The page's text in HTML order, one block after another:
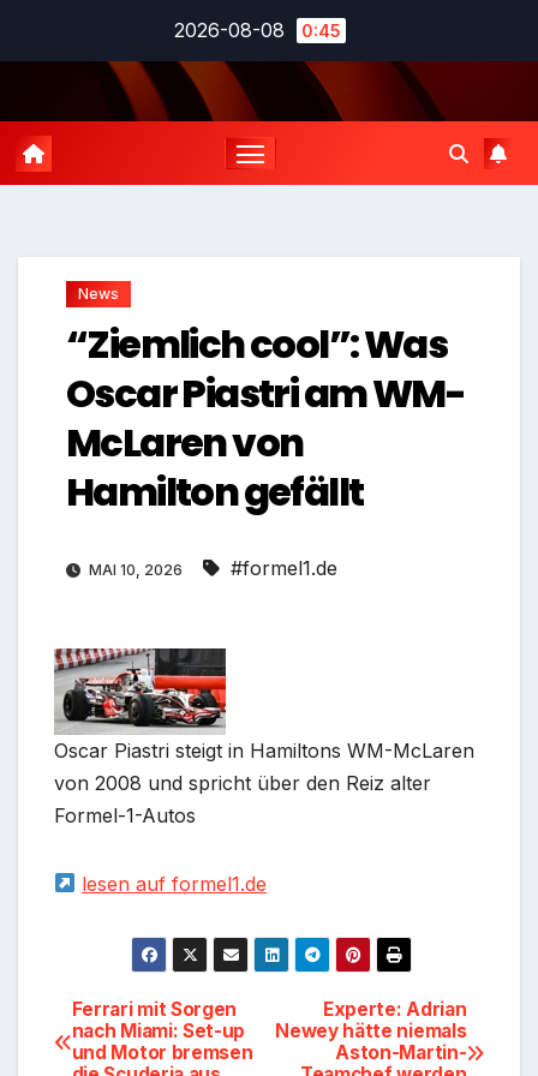
2026-08-08 0:45
News
“Ziemlich cool”: Was
Oscar Piastri am WM-
McLaren von
Hamilton gefällt
MAI 10, 2026 #formel1.de
Oscar Piastri steigt in Hamiltons WM-McLaren
von 2008 und spricht über den Reiz alter
Formel-1-Autos
lesen auf formel1.de
Beitragsnavigation
Experte: Adrian
Newey hätte niemals
Aston-Martin-
Ferrari mit Sorgen
nach Miami: Set-up
und Motor bremsen